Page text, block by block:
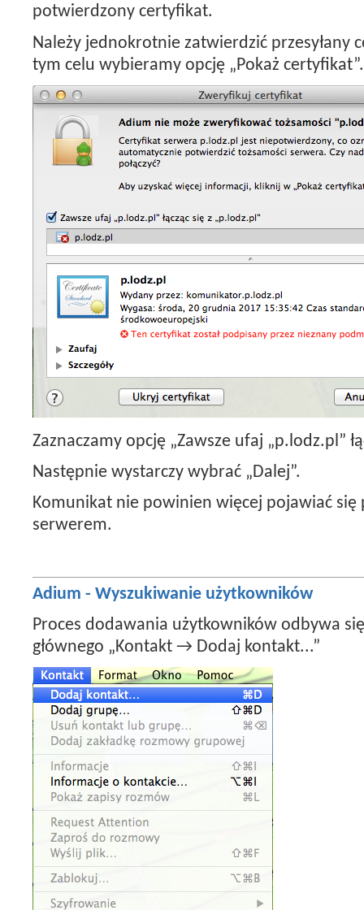
potwierdzony certyfikat.
Należy jednokrotnie zatwierdzić przesyłany
tym celu wybieramy opcję „Pokaż certyfikat”.
Zaznaczamy opcję „Zawsze ufaj „p.lodz.pl”
Następnie wystarczy wybrać „Dalej”.
Komunikat nie powinien więcej pojawiać się
serwerem.
Adium - Wyszukiwanie użytkowników
Proces dodawania użytkowników odbywa
głównego „Kontakt → Dodaj kontakt...”